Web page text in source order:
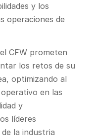
y los
operaciones de
CFW prometen
los retos de su
optimizando al
en las
y
líderes
la industria